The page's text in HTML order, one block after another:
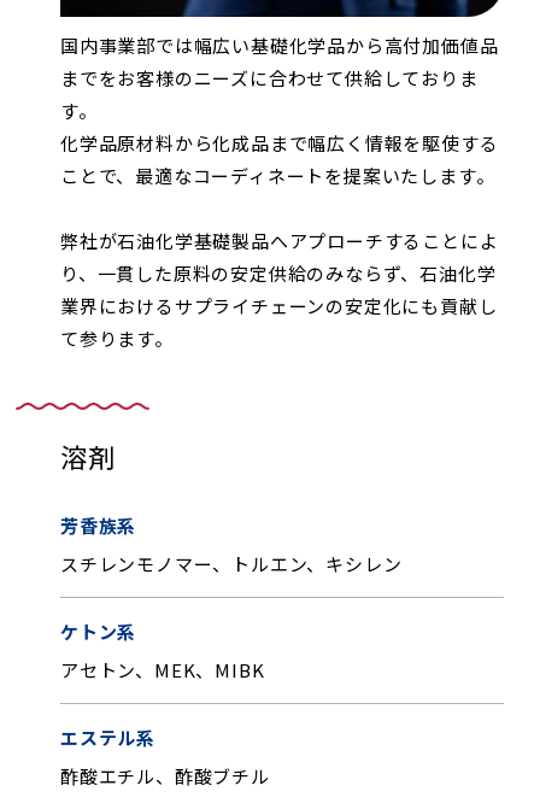
国内事業部では幅広い基礎化学品から高付加価値品
までをお客様のニーズに合わせて供給しておりま
す。
化学品原材料から化成品まで幅広く情報を駆使する
ことで、最適なコーディネートを提案いたします。
弊社が石油化学基礎製品へアプローチすることによ
り、一貫した原料の安定供給のみならず、石油化学
業界におけるサプライチェーンの安定化にも貢献し
て参ります。
溶剤
芳香族系
スチレンモノマー、トルエン、キシレン
ケトン系
アセトン、MEK、MIBK
エステル系
酢酸エチル、酢酸ブチル